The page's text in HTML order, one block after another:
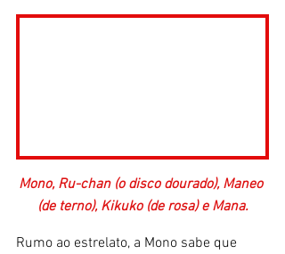
Mono, Ru-chan (o disco dourado), Maneo
(de terno), Kikuko (de rosa) e Mana.
Rumo ao estrelato, a Mono sabe que